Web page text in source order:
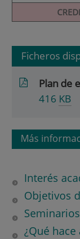
Ficheros
Plan de
416 KB
Más
Interés
Objetivos
¿Qué